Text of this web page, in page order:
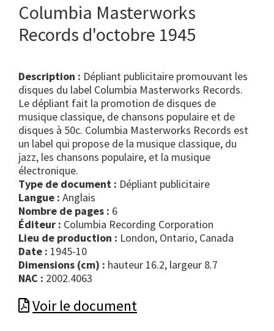
Columbia Masterworks
Records d'octobre 1945
Description : Dépliant publicitaire promouvant les
disques du label Columbia Masterworks Records.
Le dépliant fait la promotion de disques de
musique classique, de chansons populaire et de
disques à 50c. Columbia Masterworks Records est
un label qui propose de la musique classique, du
jazz, les chansons populaire, et la musique
électronique.
Type de document :
dépliant publicitaire
Langue : Anglais
Nombre de pages : 6
Éditeur : Columbia Recording Corporation
Lieu de production : London, Ontario, Canada
Date : 1945-10
Dimensions (cm) : hauteur 16.2, largeur 8.7
NAC : 2002.4063
Voir le document